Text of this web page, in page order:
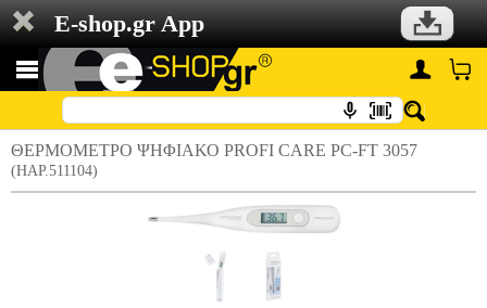
E-shop.gr App
ΘΕΡΜΟΜΕΤΡΟ ΨΗΦΙΑΚΟ PROFI CARE PC-FT 3057
(HAP.511104)